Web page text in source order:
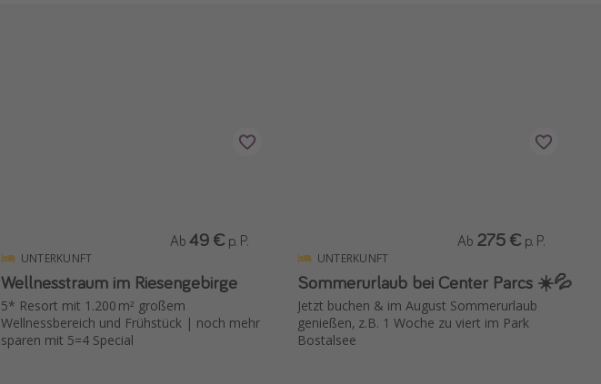
UNTERKUNFT
Wellnesstraum im Riesengebirge
5* Resort mit 1.200 m² großem
Wellnessbereich und Frühstück | noch mehr
sparen mit 5=4 Special
Ab 49 € p. P.
UNTERKUNFT
Sommerurlaub bei Center Parcs ☀️💦
Jetzt buchen & im August Sommerurlaub
genießen, z.B. 1 Woche zu viert im Park
Bostalsee
Ab 275 € p. P.